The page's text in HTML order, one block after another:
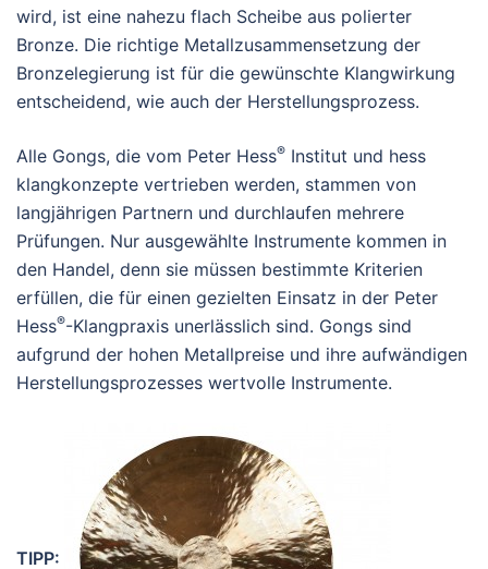
wird, ist eine nahezu flach Scheibe aus polierter
Bronze. Die richtige Metallzusammensetzung der
Bronzelegierung ist für die gewünschte Klangwirkung
entscheidend, wie auch der Herstellungsprozess.
Alle Gongs, die vom Peter Hess® Institut und hess
klangkonzepte vertrieben werden, stammen von
langjährigen Partnern und durchlaufen mehrere
Prüfungen. Nur ausgewählte Instrumente kommen in
den Handel, denn sie müssen bestimmte Kriterien
erfüllen, die für einen gezielten Einsatz in der Peter
Hess®-Klangpraxis unerlässlich sind. Gongs sind
aufgrund der hohen Metallpreise und ihre aufwändigen
Herstellungsprozesses wertvolle Instrumente.
TIPP: